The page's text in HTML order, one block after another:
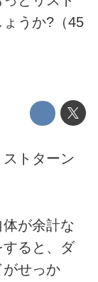
うか?（45
トターン
が余計な
ると、ダ
がせっか